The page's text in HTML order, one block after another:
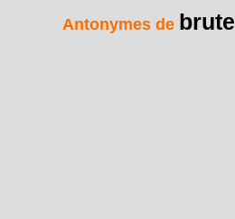
Antonymes de brute